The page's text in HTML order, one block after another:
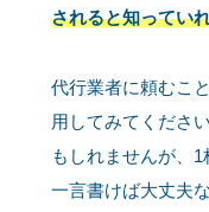
されると知ってい
代行業者に頼むこ
用してみてくださ
もしれませんが、
一言書けば大丈夫